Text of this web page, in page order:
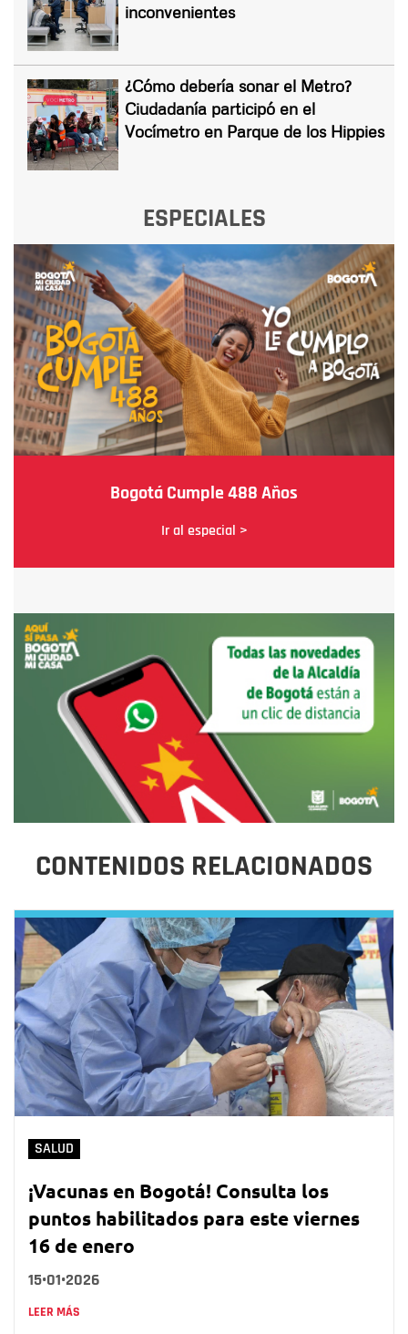
inconvenientes
¿Cómo debería sonar el Metro?
Ciudadanía participó en el
Vocímetro en Parque de los Hippies
ESPECIALES
Bogotá Cumple 488 Años
Ir al especial >
CONTENIDOS RELACIONADOS
SALUD
¡Vacunas en Bogotá! Consulta los
puntos habilitados para este viernes
16 de enero
15•01•2026
LEER MÁS